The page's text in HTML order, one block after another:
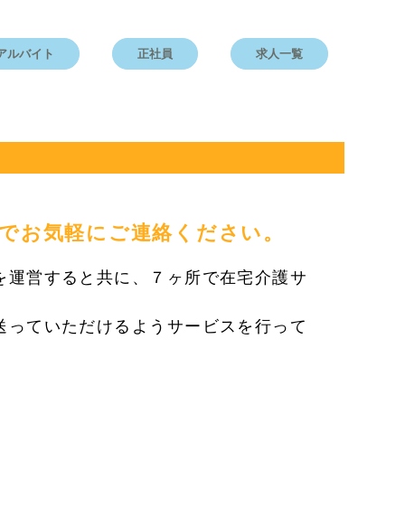
ルバイト 正社員 求人一覧
お気軽にご連絡ください。
営すると共に、７ヶ所で在宅介護サ
ていただけるようサービスを行って